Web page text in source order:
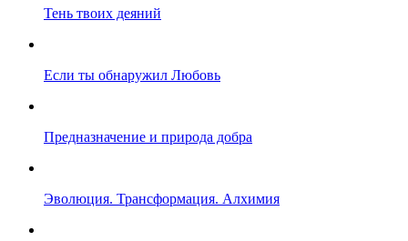
Тень твоих деяний
Если ты обнаружил Любовь
Предназначение и природа добра
Эволюция. Трансформация. Алхимия